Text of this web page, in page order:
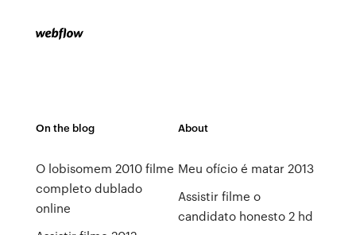
On the blog
O lobisomem 2010 filme
completo dublado
online
About
Meu ofício é matar 2013
Assistir filme o
candidato honesto 2 hd